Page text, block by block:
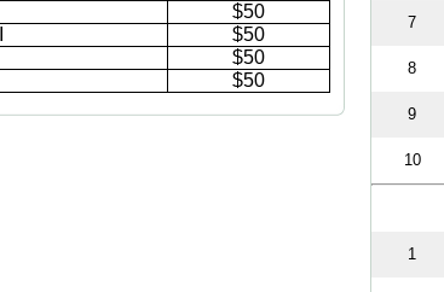
$50
$50
$50
$50
7
8
9
10
1